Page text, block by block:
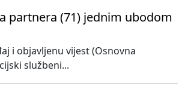
partnera (71) jednim ubodom
i objavljenu vijest (Osnovna
službeni...